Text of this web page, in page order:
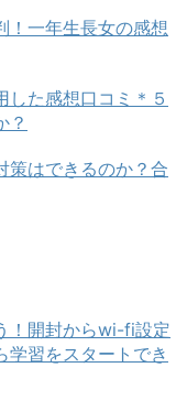
！一年生長女の感想
した感想口コミ＊５
？
策はできるのか？合
！開封からwi-fi設定
学習をスタートでき